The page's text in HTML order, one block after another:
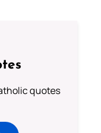
quotes